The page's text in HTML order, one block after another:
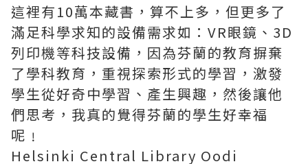
這裡有10萬本藏書，算不上多，但更多了
滿足科學求知的設備需求如：VR眼鏡、3D
列印機等科技設備，因為芬蘭的教育摒棄
了學科教育，重視探索形式的學習，激發
學生從好奇中學習、產生興趣，然後讓他
們思考，我真的覺得芬蘭的學生好幸福
呢﹗
Helsinki Central Library Oodi